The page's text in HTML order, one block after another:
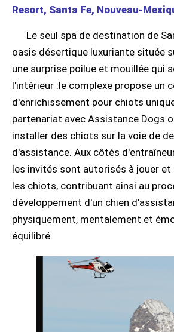
Resort, Santa Fe, Nouveau-
Le seul spa de destination de
oasis désertique luxuriante située
une surprise poilue et mouillée qui
l'intérieur :le complexe propose un
d'enrichissement pour chiots
partenariat avec Assistance Dogs
installer des chiots sur la voie de
d'assistance. Aux côtés
les invités sont autorisés à jouer et
les chiots, contribuant ainsi au
développement d'un chien
physiquement, mentalement et
équilibré.